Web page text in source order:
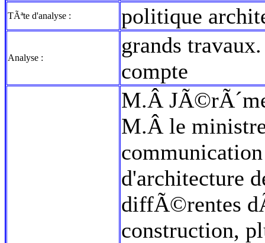
TÃªte d'analyse : politique
Analyse :
grands
compte
M.Â
M.Â le
d'architecture
diffÃ©rentes
construction,